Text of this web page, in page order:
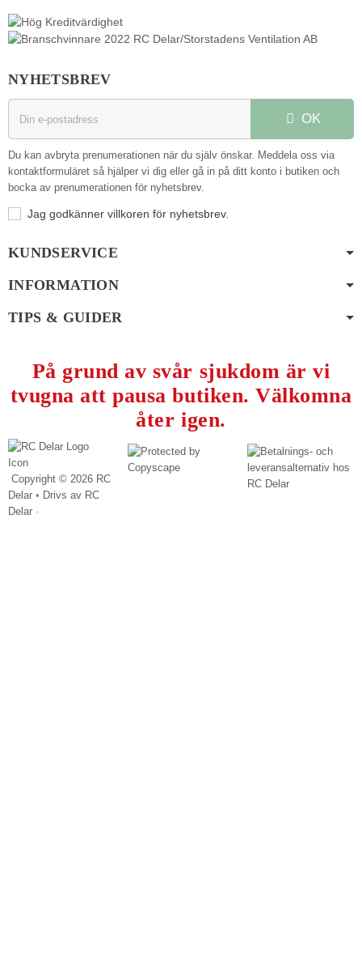
NYHETSBREV
OK
Du kan avbryta prenumerationen när du själv önskar. Meddela oss via
kontaktformuläret så hjälper vi dig eller gå in på ditt konto i butiken och
bocka av prenumerationen för nyhetsbrev.
Jag godkänner villkoren för nyhetsbrev.
KUNDSERVICE
INFORMATION
TIPS & GUIDER
På grund av svår sjukdom är vi
tvugna att pausa butiken. Välkomna
åter igen.
Copyright © 2026 RC
Delar • Drivs av RC
Delar -